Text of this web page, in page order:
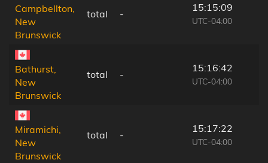
Campbellton,
New
Brunswick
total -
15:15:09
UTC-04:00
Bathurst,
New
Brunswick
total -
15:16:42
UTC-04:00
Miramichi,
New
Brunswick
total -
15:17:22
UTC-04:00